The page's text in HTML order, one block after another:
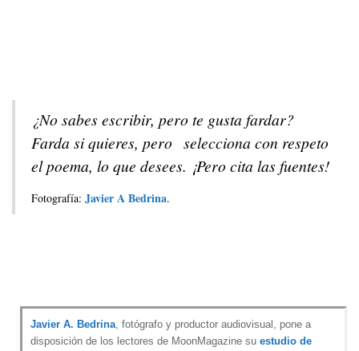
¿No sabes escribir, pero te gusta fardar?
Farda si quieres, pero selecciona con respeto
el poema, lo que desees. ¡Pero cita las fuentes!
Fotografía: Javier A Bedrina.
Javier A. Bedrina , fotógrafo y productor audiovisual, pone a
disposición de los lectores de MoonMagazine su estudio de